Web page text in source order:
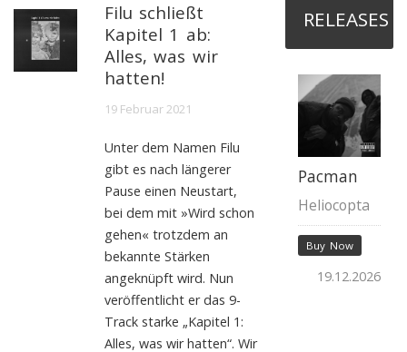
Filu schließt
Kapitel 1 ab:
Alles, was wir
hatten!
19 Februar 2021
Unter dem Namen Filu
gibt es nach längerer
Pause einen Neustart,
bei dem mit »Wird schon
gehen« trotzdem an
bekannte Stärken
angeknüpft wird. Nun
veröffentlicht er das 9-
Track starke „Kapitel 1:
Alles, was wir hatten“. Wir
RELEASES
Pacman
Heliocopta
Buy Now
19.12.2026